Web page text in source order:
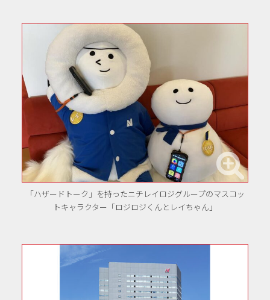
「ハザードトーク」を持ったニチレイロジグループのマスコッ
トキャラクター「ロジロジくんとレイちゃん」